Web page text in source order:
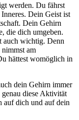
werden. Du fährst
Dein Geist ist
Dein Gehirn
die dich umgeben.
auch wichtig. Denn
am
hättest womöglich in
dein Gehirn immer
diese Aktivität
auf dich und auf dein